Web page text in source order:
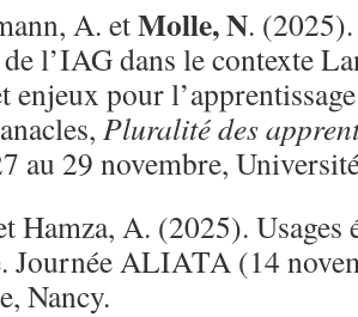
A. etMolle, N.
de l’IAG dans le contexte
enjeux pour
Pluralité des
au 29 novembre,
Hamza, A. (2025). Usages
Journée ALIATA (14
Nancy.